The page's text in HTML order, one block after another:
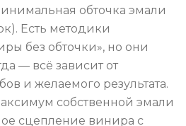
обточка эмали
Есть методики
без обточки», но они
— всё зависит от
и желаемого результата.
собственной эмали
сцепление винира с